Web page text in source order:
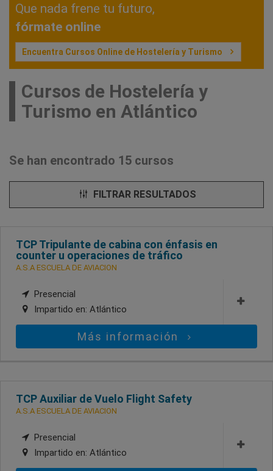
Que nada frene tu futuro,
fórmate online
Encuentra Cursos Online de Hostelería y Turismo
Cursos de Hostelería y
Turismo en Atlántico
Se han encontrado 15 cursos
FILTRAR RESULTADOS
TCP Tripulante de cabina con énfasis en
counter u operaciones de tráfico
A.S.A ESCUELA DE AVIACION
Presencial
Impartido en: Atlántico
Más información
TCP Auxiliar de Vuelo Flight Safety
A.S.A ESCUELA DE AVIACION
Presencial
Impartido en: Atlántico